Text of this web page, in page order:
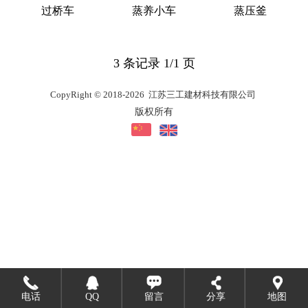
过桥车 蒸养小车 蒸压釜
3 条记录 1/1 页
CopyRight © 2018-2026 江苏三工建材科技有限公司
版权所有
电话 QQ 留言 分享 地图